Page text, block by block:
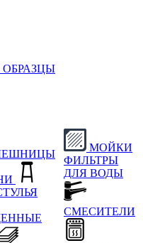
МОЙКИ
ФИЛЬТРЫ
ДЛЯ ВОДЫ
СМЕСИТЕЛИ